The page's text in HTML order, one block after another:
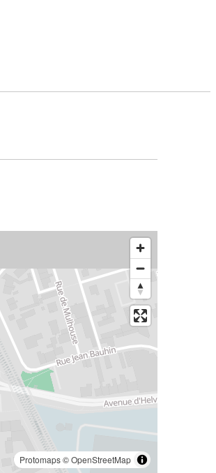
Protomaps©OpenStreetMap